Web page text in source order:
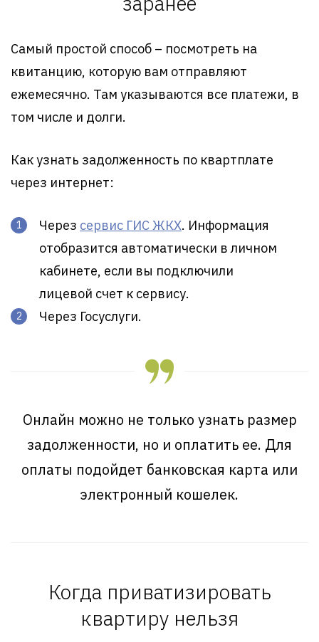
Самый простой способ – посмотреть на
квитанцию, которую вам отправляют
ежемесячно. Там указываются все платежи, в
том числе и долги.
Как узнать задолженность по квартплате
через интернет:
Через сервис ГИС ЖКХ. Информация
отобразится автоматически в личном
кабинете, если вы подключили
лицевой счет к сервису.
Через Госуслуги.
Онлайн можно не только узнать размер
задолженности, но и оплатить ее. Для
оплаты подойдет банковская карта или
электронный кошелек.
Когда приватизировать
квартиру нельзя